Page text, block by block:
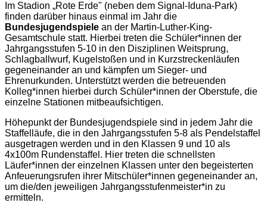
Im Stadion „Rote Erde" (neben dem Signal-Iduna-Park)
finden darüber hinaus einmal im Jahr die
Bundesjugendspiele an der Martin-Luther-King-
Gesamtschule statt. Hierbei treten die Schüler*innen der
Jahrgangsstufen 5-10 in den Disziplinen Weitsprung,
Schlagballwurf, Kugelstoßen und in Kurzstreckenläufen
gegeneinander an und kämpfen um Sieger- und
Ehrenurkunden. Unterstützt werden die betreuenden
Kolleg*innen hierbei durch Schüler*innen der Oberstufe, die
einzelne Stationen mitbeaufsichtigen.
Höhepunkt der Bundesjugendspiele sind in jedem Jahr die
Staffelläufe, die in den Jahrgangsstufen 5-8 als Pendelstaffel
ausgetragen werden und in den Klassen 9 und 10 als
4x100m Rundenstaffel. Hier treten die schnellsten
Läufer*innen der einzelnen Klassen unter den begeisterten
Anfeuerungsrufen ihrer Mitschüler*innen gegeneinander an,
um die/den jeweiligen Jahrgangsstufenmeister*in zu
ermitteln.